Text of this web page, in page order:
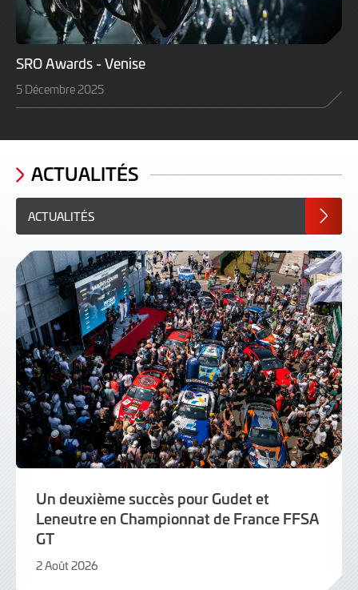
SRO Awards - Venise
5 Décembre 2025
ACTUALITÉS
ACTUALITÉS
Un deuxième succès pour Gudet et
Leneutre en Championnat de France FFSA
GT
2 Août 2026